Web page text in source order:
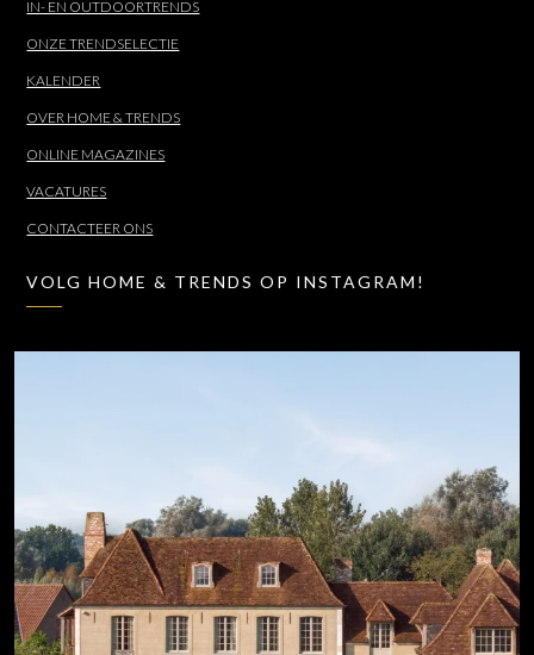
IN- EN OUTDOORTRENDS
ONZE TRENDSELECTIE
KALENDER
OVER HOME & TRENDS
ONLINE MAGAZINES
VACATURES
CONTACTEER ONS
VOLG HOME & TRENDS OP INSTAGRAM!